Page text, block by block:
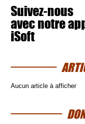
Suivez-nous
avec notre
iSoft
Aucun article à afficher